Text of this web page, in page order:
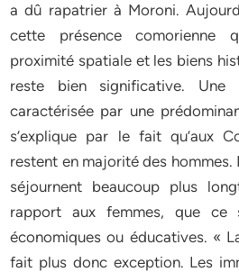
a dû rapatrier à Moroni.
cette présence comorienne
proximité spatiale et les biens
reste bien significative. Une
caractérisée par une
s’explique par le fait qu’aux
restent en majorité des hommes.
séjournent beaucoup plus
rapport aux femmes, que ce
économiques ou éducatives. «
fait plus donc exception. Les